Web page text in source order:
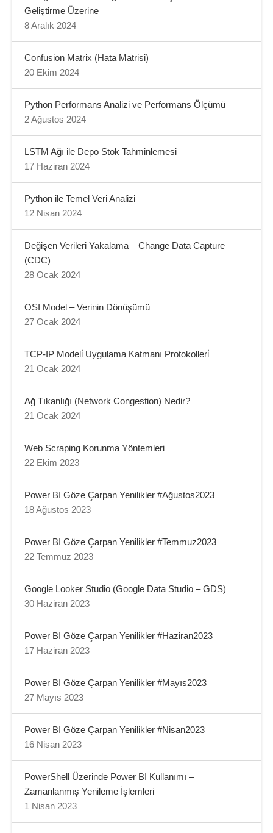
Geliştirme Üzerine
8 Aralık 2024
Confusion Matrix (Hata Matrisi)
20 Ekim 2024
Python Performans Analizi ve Performans Ölçümü
2 Ağustos 2024
LSTM Ağı ile Depo Stok Tahminlemesi
17 Haziran 2024
Python ile Temel Veri Analizi
12 Nisan 2024
Değişen Verileri Yakalama – Change Data Capture
(CDC)
28 Ocak 2024
OSI Model – Verinin Dönüşümü
27 Ocak 2024
TCP-IP Modeli̇ Uygulama Katmanı Protokolleri̇
21 Ocak 2024
Ağ Tıkanlığı (Network Congestion) Nedir?
21 Ocak 2024
Web Scraping Korunma Yöntemleri
22 Ekim 2023
Power BI Göze Çarpan Yenilikler #Ağustos2023
18 Ağustos 2023
Power BI Göze Çarpan Yenilikler #Temmuz2023
22 Temmuz 2023
Google Looker Studio (Google Data Studio – GDS)
30 Haziran 2023
Power BI Göze Çarpan Yenilikler #Haziran2023
17 Haziran 2023
Power BI Göze Çarpan Yenilikler #Mayıs2023
27 Mayıs 2023
Power BI Göze Çarpan Yenilikler #Nisan2023
16 Nisan 2023
PowerShell Üzerinde Power BI Kullanımı –
Zamanlanmış Yenileme İşlemleri
1 Nisan 2023